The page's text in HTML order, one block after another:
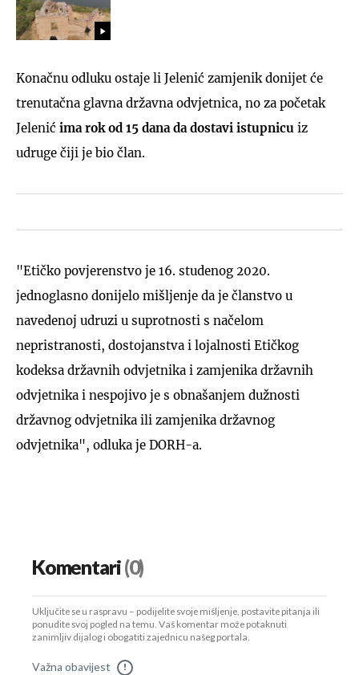
Konačnu odluku ostaje li Jelenić zamjenik donijet će
trenutačna glavna državna odvjetnica, no za početak
Jelenić ima rok od 15 dana da dostavi istupnicu iz
udruge čiji je bio član.
"Etičko povjerenstvo je 16. studenog 2020.
jednoglasno donijelo mišljenje da je članstvo u
navedenoj udruzi u suprotnosti s načelom
nepristranosti, dostojanstva i lojalnosti Etičkog
kodeksa državnih odvjetnika i zamjenika državnih
odvjetnika i nespojivo je s obnašanjem dužnosti
državnog odvjetnika ili zamjenika državnog
odvjetnika", odluka je DORH-a.
Komentari(0)
Uključite se u raspravu – podijelite svoje mišljenje, postavite pitanja ili
ponudite svoj pogled na temu. Vaš komentar može potaknuti
zanimljiv dijalog i obogatiti zajednicu našeg portala.
Važna obavijest !